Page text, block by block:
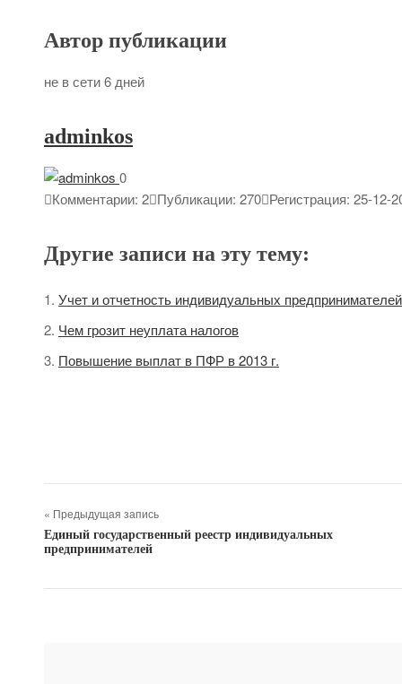
Автор публикации
не в сети 6 дней
adminkos
0
Комментарии: 2 Публикации: 270 Регистрация: 25-12-
Другие записи на эту тему:
Учет и отчетность индивидуальных предпринимателей
Чем грозит неуплата налогов
Повышение выплат в ПФР в 2013 г.
« Предыдущая запись
Единый государственный реестр индивидуальных
предпринимателей